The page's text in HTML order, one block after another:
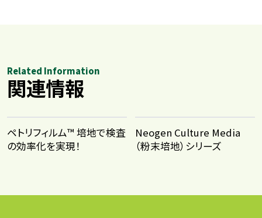
Related Information
関連情報
ペトリフィルム™ 培地で検査
の効率化を実現！
Neogen Culture Media
（粉末培地）シリーズ